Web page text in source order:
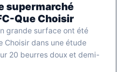
supermarché
Que Choisir
grande surface ont été
Choisir dans une étude
20 beurres doux et demi-